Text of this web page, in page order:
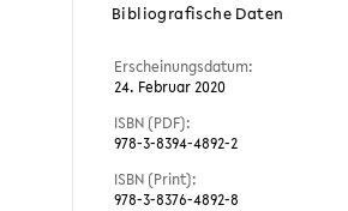
Bibliografische Daten
Erscheinungsdatum:
24. Februar 2020
ISBN (PDF):
978-3-8394-4892-2
ISBN (Print):
978-3-8376-4892-8